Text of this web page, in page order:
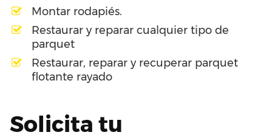
Montar rodapiés.
Restaurar y reparar cualquier tipo de
parquet
Restaurar, reparar y recuperar parquet
flotante rayado
Solicita tu